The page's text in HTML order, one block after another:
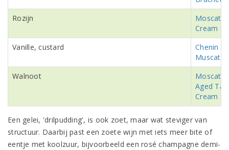
Rozijn
Moscatel
Cream
Vanille, custard
Chenin
Muscat
Walnoot
Moscatel
Aged
Cream
Een gelei, 'drilpudding', is ook zoet, maar wat steviger van
structuur. Daarbij past een zoete wijn met iets meer bite of
eentje met koolzuur, bijvoorbeeld een rosé champagne demi-